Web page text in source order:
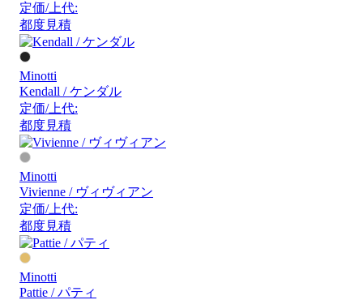
定価/上代:
都度見積
Minotti
Kendall / ケンダル
定価/上代:
都度見積
Minotti
Vivienne / ヴィヴィアン
定価/上代:
都度見積
Minotti
Pattie / パティ